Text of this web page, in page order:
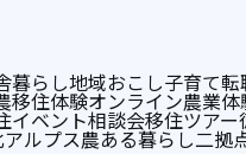
暮らし地域おこし子育て転
移住体験オンライン農業体
イベント相談会移住ツアー
ルプス農ある暮らし二拠